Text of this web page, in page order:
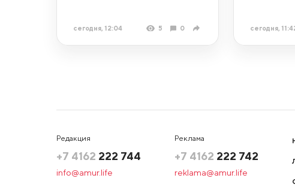
сегодня, 12:04 5 0 сегодня,
Редакция
+7 4162 222 744
info@amur.life
Реклама
+7 4162 222 742
reklama@amur.life